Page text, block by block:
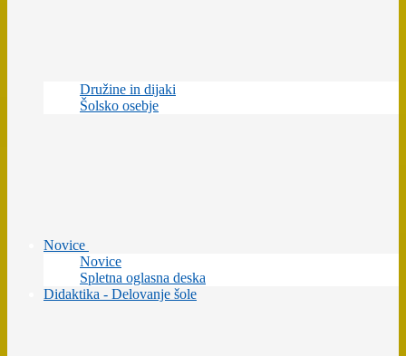
Družine in dijaki
Šolsko osebje
Novice
Novice
Spletna oglasna deska
Didaktika - Delovanje šole